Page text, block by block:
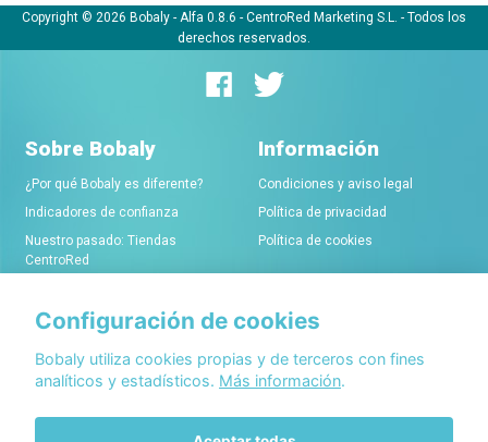
Copyright © 2026 Bobaly - Alfa 0.8.6 - CentroRed Marketing S.L. - Todos los
derechos reservados.
Sobre Bobaly
¿Por qué Bobaly es diferente?
Indicadores de confianza
Nuestro pasado: Tiendas
CentroRed
Información
Condiciones y aviso legal
Política de privacidad
Política de cookies
Comerciantes
Alta de tiendas online
Condiciones de alta
Conócenos
Acerca de Bobaly Partners
Partner eCommerce
Configuración de cookies
Bobaly utiliza cookies propias y de terceros con fines
analíticos y estadísticos. Más información.